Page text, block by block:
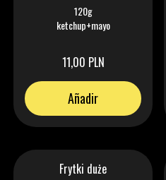
120g
ketchup+mayo
11,00 PLN
Añadir
Frytki duże